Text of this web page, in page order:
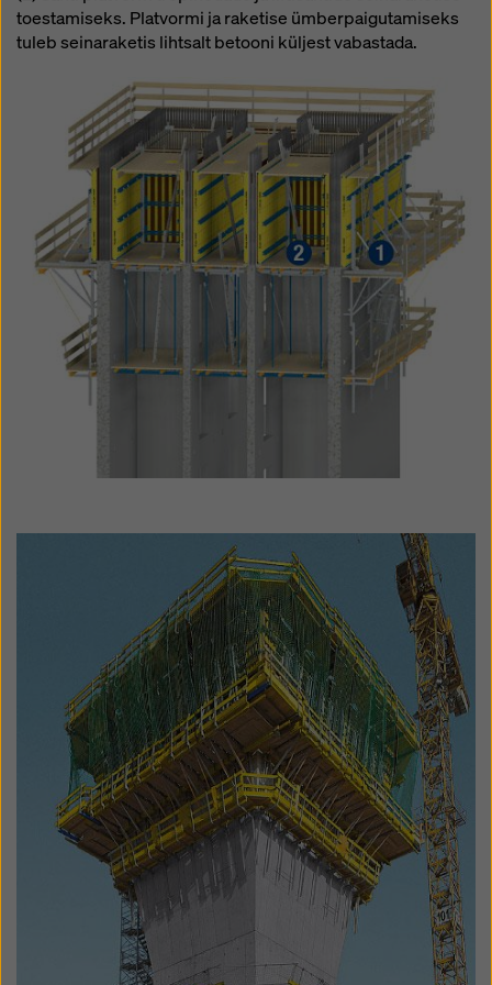
toestamiseks. Platvormi ja raketise ümberpaigutamiseks
tuleb seinaraketis lihtsalt betooni küljest vabastada.